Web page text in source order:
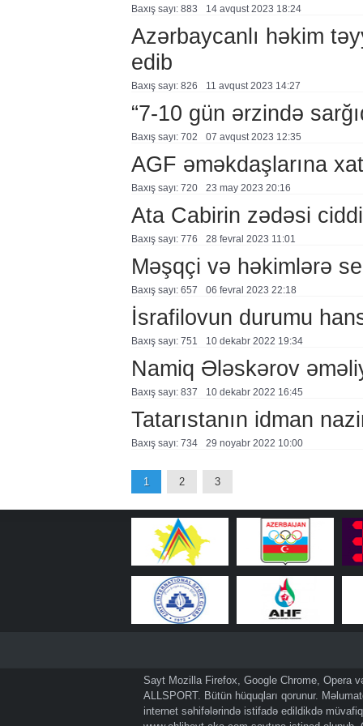
Baxış sayı: 883 14 avqust 2023 18:24
Azərbaycanlı həkim
edib
Baxış sayı: 826 11 avqust 2023 14:27
“7-10 gün ərzində
Baxış sayı: 702 07 avqust 2023 12:35
AGF əməkdaşlarına
Baxış sayı: 720 23 may 2023 20:16
Ata Cabirin zədəsi
Baxış sayı: 776 28 fevral 2023 11:01
Məşqçi və həkimlərə
Baxış sayı: 657 06 fevral 2023 22:18
İsrafilovun durumu
Baxış sayı: 751 10 dekabr 2022 19:34
Namiq Ələskərov
Baxış sayı: 837 10 dekabr 2022 16:45
Tatarıstanın idman
Baxış sayı: 734 29 noyabr 2022 10:00
1 2 3
Sayt Mozilla Firefox, Google Chrome, Opera
ALLSPORT. Bütün hüquqları qorunur.
internet səhifələrində istifadə edildikdə